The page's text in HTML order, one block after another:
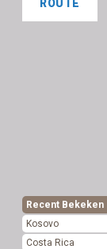
ROUTE
Recent Bekeken
Kosovo
Costa Rica